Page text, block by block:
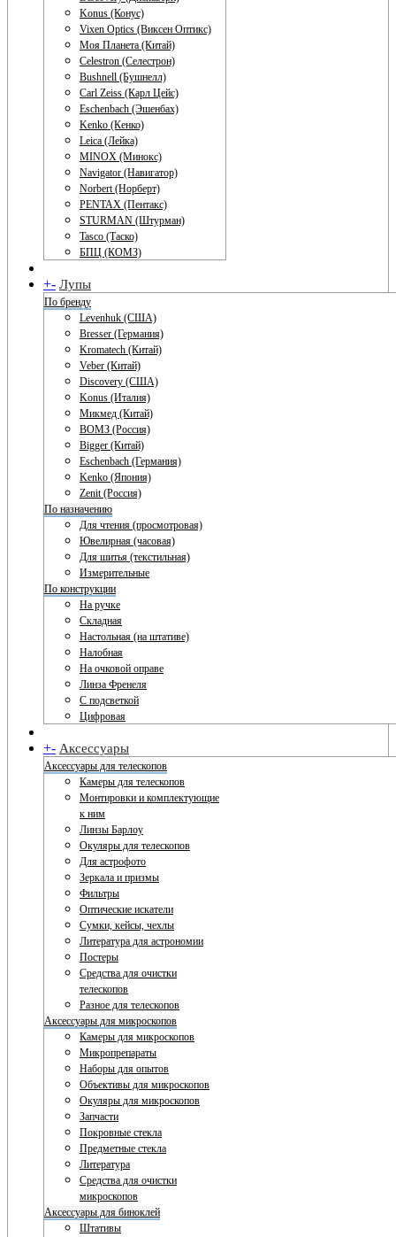
Konus (Конус)
Vixen Optics (Виксен Оптикс)
Моя Планета (Китай)
Celestron (Селестрон)
Bushnell (Бушнелл)
Carl Zeiss (Карл Цейс)
Eschenbach (Эшенбах)
Kenko (Кенко)
Leica (Лейка)
MINOX (Минокс)
Navigator (Навигатор)
Norbert (Норберт)
PENTAX (Пентакс)
STURMAN (Штурман)
Tasco (Таско)
БПЦ (КОМЗ)
+- Лупы
По бренду
Levenhuk (США)
Bresser (Германия)
Kromatech (Китай)
Veber (Китай)
Discovery (США)
Konus (Италия)
Микмед (Китай)
ВОМЗ (Россия)
Bigger (Китай)
Eschenbach (Германия)
Kenko (Япония)
Zenit (Россия)
По назначению
Для чтения (просмотровая)
Ювелирная (часовая)
Для шитья (текстильная)
Измерительные
По конструкции
На ручке
Складная
Настольная (на штативе)
Налобная
На очковой оправе
Линза Френеля
С подсветкой
Цифровая
+- Аксессуары
Аксессуары для телескопов
Камеры для телескопов
Монтировки и комплектующие
к ним
Линзы Барлоу
Окуляры для телескопов
Для астрофото
Зеркала и призмы
Фильтры
Оптические искатели
Сумки, кейсы, чехлы
Литература для астрономии
Постеры
Средства для очистки
телескопов
Разное для телескопов
Аксессуары для микроскопов
Камеры для микроскопов
Микропрепараты
Наборы для опытов
Объективы для микроскопов
Окуляры для микроскопов
Запчасти
Покровные стекла
Предметные стекла
Литература
Средства для очистки
микроскопов
Аксессуары для биноклей
Штативы